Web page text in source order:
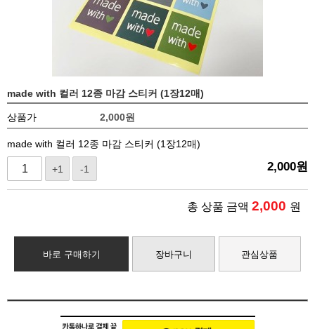
made with 컬러 12종 마감 스티커 (1장12매)
상품가 2,000원
made with 컬러 12종 마감 스티커 (1장12매)
+1 -1 2,000원
총 상품 금액 2,000 원
바로 구매하기 장바구니 관심상품